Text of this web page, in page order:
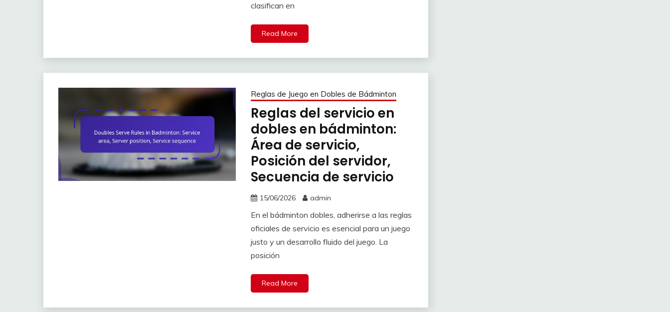
clasifican en
Read More
Reglas de Juego en Dobles de Bádminton
Reglas del servicio en
dobles en bádminton:
Área de servicio,
Posición del servidor,
Secuencia de servicio
15/06/2026 admin
En el bádminton dobles, adherirse a las reglas
oficiales de servicio es esencial para un juego
justo y un desarrollo fluido del juego. La
posición
Read More